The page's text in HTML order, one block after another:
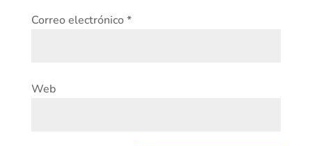
Correo electrónico*
Web